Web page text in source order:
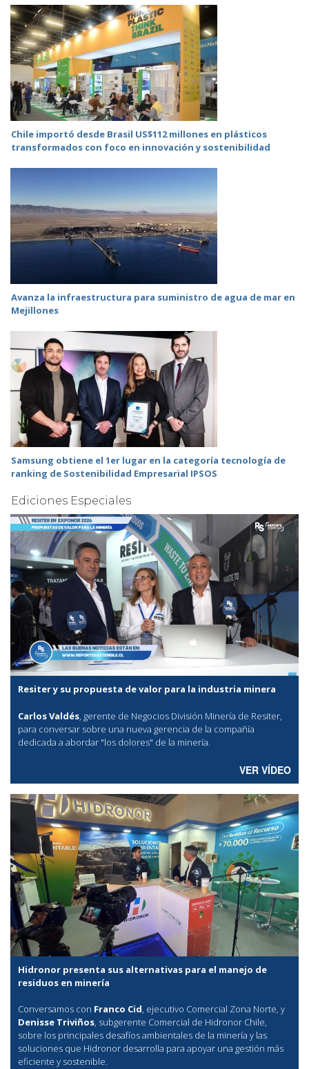
Chile importó desde Brasil US$112 millones en plásticos
transformados con foco en innovación y sostenibilidad
Avanza la infraestructura para suministro de agua de mar en
Mejillones
Samsung obtiene el 1er lugar en la categoría tecnología de
ranking de Sostenibilidad Empresarial IPSOS
Ediciones Especiales
Resiter y su propuesta de valor para la industria minera
Carlos Valdés, gerente de Negocios División Minería de Resiter,
para conversar sobre una nueva gerencia de la compañía
dedicada a abordar "los dolores" de la minería.
VER VÍDEO
Hidronor presenta sus alternativas para el manejo de
residuos en minería
Conversamos con Franco Cid, ejecutivo Comercial Zona Norte, y
Denisse Triviños, subgerente Comercial de Hidronor Chile,
sobre los principales desafíos ambientales de la minería y las
soluciones que Hidronor desarrolla para apoyar una gestión más
eficiente y sostenible.